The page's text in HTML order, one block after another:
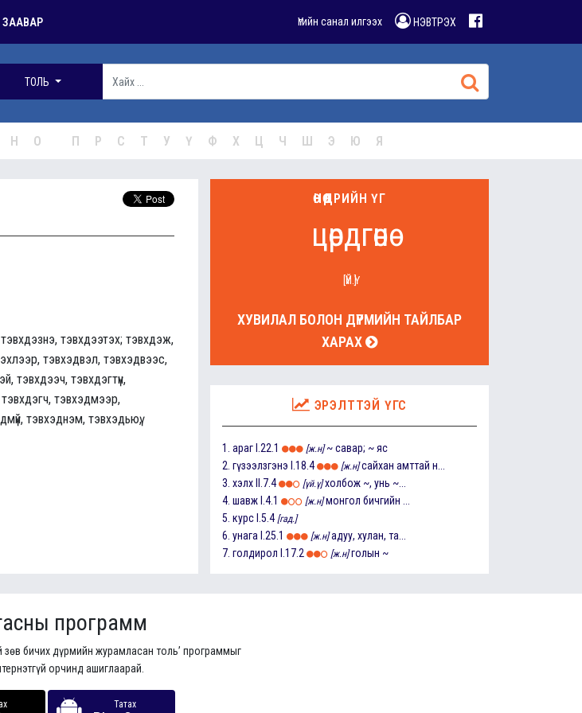
ЗААВАР Үгийн санал илгээх НЭВТРЭХ
ТОЛЬ
Н О П Р С Т У Ү Ф Х Ц Ч Ш Э Ю Я
тэвхдээтэх; тэвхдэж,
тэвхэдвэл, тэвхэдвээс,
тэвхдээч, тэвхдэгтүн,
тэвхдэгч, тэвхэдмээр,
тэвхэднэм, тэвхэдьюү,
ӨНӨӨДРИЙН ҮГ
цөрдгөнө
[ҮЙ.Ү]
ХУВИЛАЛ БОЛОН ДҮРМИЙН ТАЙЛБАР
ХАРАХ
ЭРЭЛТТЭЙ ҮГС
1. араг I.22.1 [ж.н] ~ савар; ~ яс
2. гүзээлзгэнэ I.18.4 [ж.н] сайхан амттай н...
3. хэлх II.7.4 [үй.ү] холбож ~, унь ~...
4. шавж I.4.1 [ж.н] монгол бичгийн ...
5. курс I.5.4 [гад.]
6. унага I.25.1 [ж.н] адуу, хулан, та...
7. голдирол I.17.2 [ж.н] голын ~
программ
зөв бичих дүрмийн журамласан толь’ программыг
орчинд ашиглаарай.
Татах